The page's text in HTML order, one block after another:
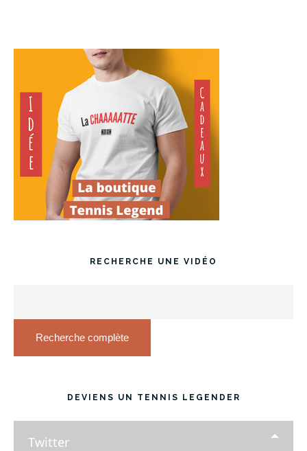
RECHERCHE UNE VIDÉO
Recherche complète
DEVIENS UN TENNIS LEGENDER
Twitter